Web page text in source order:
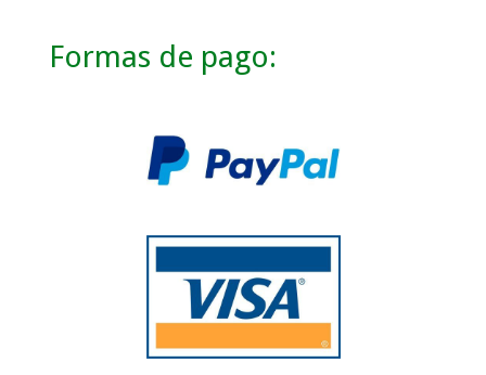
Formas de pago: